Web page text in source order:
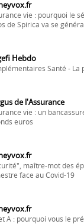
vie : pourquoi le
de Spirica va se
Hebdo
Santé - La
de l'Assurance
vie : un
euros
maître-mot des
face au Covid-19
A : pourquoi vous le